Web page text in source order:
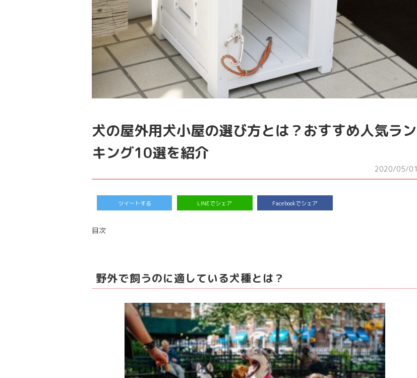
犬の屋外用犬小屋の選び方とは？おすすめ人気ラン
キング10選を紹介
2020/05/01
ツイートする LINEでシェア Facebookでシェア
目次
野外で飼うのに適している犬種とは？